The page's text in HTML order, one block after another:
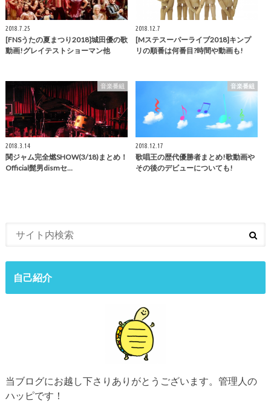
2018.7.25
[FNSうたの夏まつり2018]城田優の歌
動画!グレイテストショーマン他
2018.12.7
[Mステスーパーライブ2018]キンプ
リの順番は何番目?時間や動画も!
音楽番組
2018.3.14
関ジャム完全燃SHOW(3/18)まとめ！
Official髭男dismセ…
音楽番組
2018.12.17
歌唱王の歴代優勝者まとめ!歌動画や
その後のデビューについても!
自己紹介
当ブログにお越し下さりありがとうございます。管理人の
ハッピです！